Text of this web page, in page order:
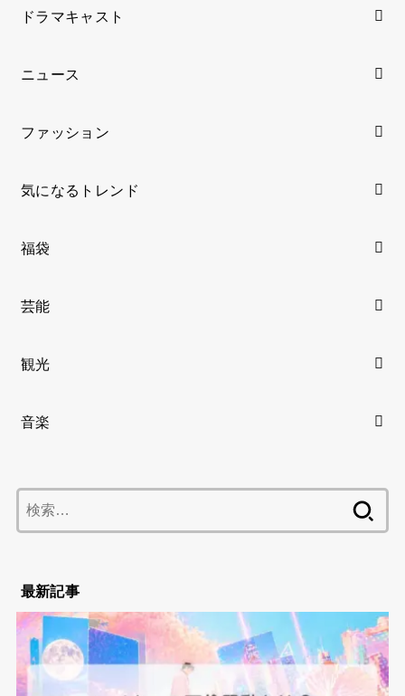
ドラマキャスト
ニュース
ファッション
気になるトレンド
福袋
芸能
観光
音楽
索:
最新記事